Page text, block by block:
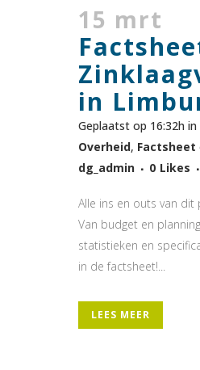
15 mrt
in
Geplaatst op 16:32h in
Overheid, Factsheet
dg_admin
0 Likes
Alle ins en outs van dit
Van budget en
statistieken en
in de factsheet!...
LEES MEER